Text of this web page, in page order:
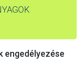
engedélyezése